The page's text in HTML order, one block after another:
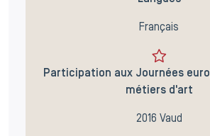
Français
Participation aux Journées
métiers d'art
2016 Vaud